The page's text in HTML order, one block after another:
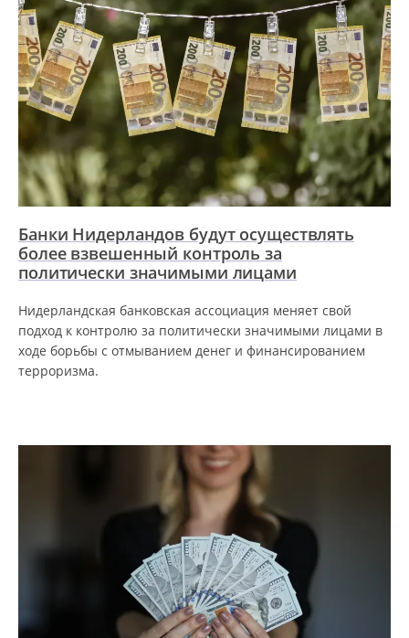
Банки Нидерландов будут осуществлять
более взвешенный контроль за
политически значимыми лицами
Нидерландская банковская ассоциация меняет свой
подход к контролю за политически значимыми лицами в
ходе борьбы с отмыванием денег и финансированием
терроризма.